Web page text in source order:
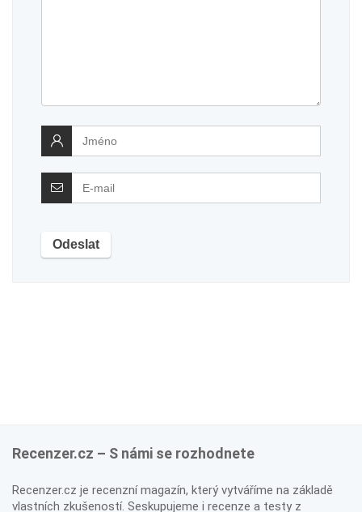
Recenzer.cz – S námi se rozhodnete
Recenzer.cz je recenzní magazín, který vytváříme na základě
vlastních zkušeností. Seskupujeme i recenze a testy z